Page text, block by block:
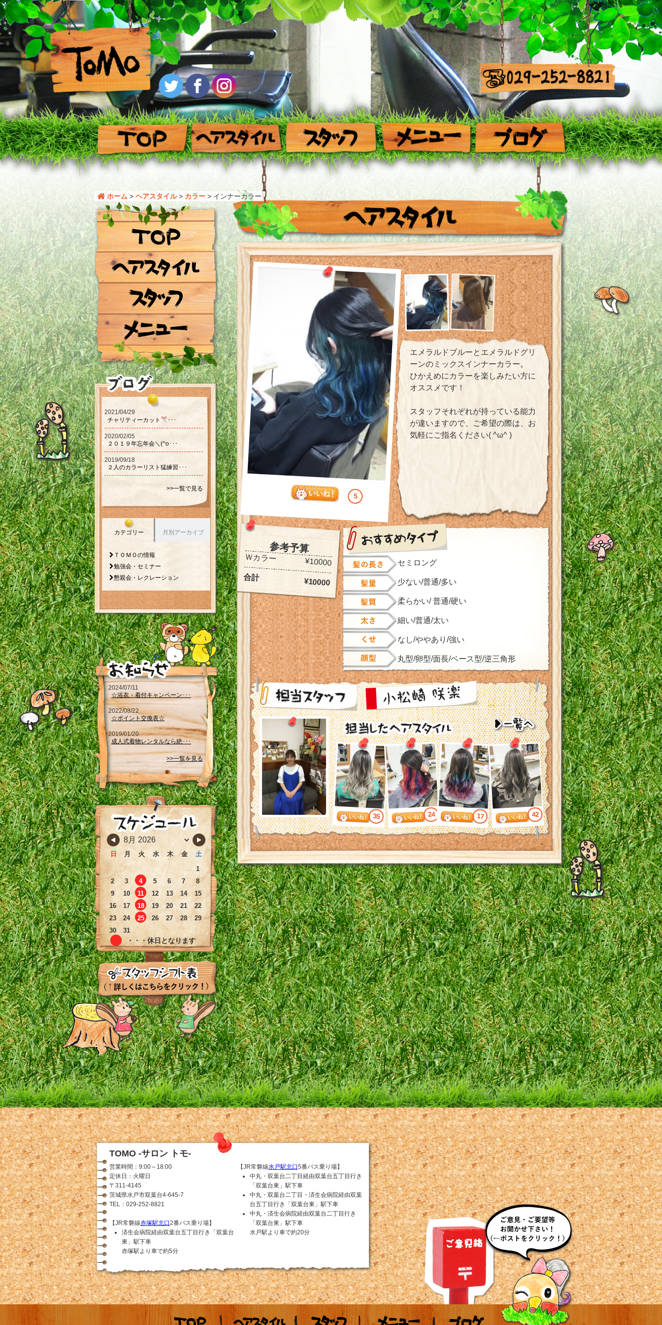
ホーム > ヘアスタイル> カラー > インナーカラー
5
エメラルドブルーとエメラルドグリ
ーンのミックスインナーカラー。
ひかえめにカラーを楽しみたい方に
オススメです！
スタッフそれぞれが持っている能力
が違いますので、ご希望の際は、お
気軽にご指名ください( ^ω^ )
参考予算
Ｗカラー ¥10000
合計 ¥10000
セミロング
少ない/普通/多い
柔らかい/ 普通/硬い
細い/普通/太い
なし/ややあり/強い
丸型/卵型/面長/ベース型/逆三角形
35 24 17 42
2021/04/29
チャリティーカット‪‪
･･･
2020/02/05
２０１９年忘年会＼(^o･･･
2019/09/18
２人のカラーリスト猛練習･･･
>>一覧で見る
カテゴリー 月別アーカイブ
ＴＯＭＯの情報
勉強会・セミナー
懇親会・レクレーション
2024/07/11
☆浴衣・着付キャンペーン･･･
2022/08/22
☆ポイント交換表☆
2019/01/20
成人式着物レンタルなら絶･･･
>>一覧を見る
日 月 火 水 木 金
土
1
2
3 4 5 6 7
8
9
10 11 12 13 14
15
16
17 18 19 20 21
22
23
24 25 26 27 28
29
30
31
・・・休日となります
TOMO -サロン トモ-
営業時間：9:00～18:00
定休日：火曜日
〒311-4145
茨城県水戸市双葉台4-645-7
TEL：029-252-8821
【JR常磐線赤塚駅北口2番バス乗り場】
済生会病院経由双葉台五丁目行き「双葉台
東」駅下車
赤塚駅より車で約5分
【JR常磐線水戸駅北口5番バス乗り場】
中丸・双葉台二丁目経由双葉台五丁目行き
「双葉台東」駅下車
中丸・双葉台二丁目・済生会病院経由双葉
台五丁目行き「双葉台東」駅下車
中丸・済生会病院経由双葉台二丁目行き
「双葉台東」駅下車
水戸駅より車で約20分